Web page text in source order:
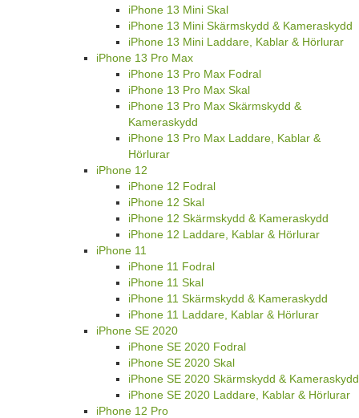
iPhone 13 Mini Skal
iPhone 13 Mini Skärmskydd & Kameraskydd
iPhone 13 Mini Laddare, Kablar & Hörlurar
iPhone 13 Pro Max
iPhone 13 Pro Max Fodral
iPhone 13 Pro Max Skal
iPhone 13 Pro Max Skärmskydd &
Kameraskydd
iPhone 13 Pro Max Laddare, Kablar &
Hörlurar
iPhone 12
iPhone 12 Fodral
iPhone 12 Skal
iPhone 12 Skärmskydd & Kameraskydd
iPhone 12 Laddare, Kablar & Hörlurar
iPhone 11
iPhone 11 Fodral
iPhone 11 Skal
iPhone 11 Skärmskydd & Kameraskydd
iPhone 11 Laddare, Kablar & Hörlurar
iPhone SE 2020
iPhone SE 2020 Fodral
iPhone SE 2020 Skal
iPhone SE 2020 Skärmskydd & Kameraskydd
iPhone SE 2020 Laddare, Kablar & Hörlurar
iPhone 12 Pro